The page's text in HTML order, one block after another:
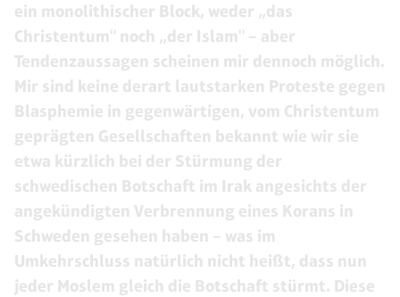
ein monolithischer Block, weder „das
Christentum" noch „der Islam" – aber
Tendenzaussagen scheinen mir dennoch möglich.
Mir sind keine derart lautstarken Proteste gegen
Blasphemie in gegenwärtigen, vom Christentum
geprägten Gesellschaften bekannt wie wir sie
etwa kürzlich bei der Stürmung der
schwedischen Botschaft im Irak angesichts der
angekündigten Verbrennung eines Korans in
Schweden gesehen haben – was im
Umkehrschluss natürlich nicht heißt, dass nun
jeder Moslem gleich die Botschaft stürmt. Diese